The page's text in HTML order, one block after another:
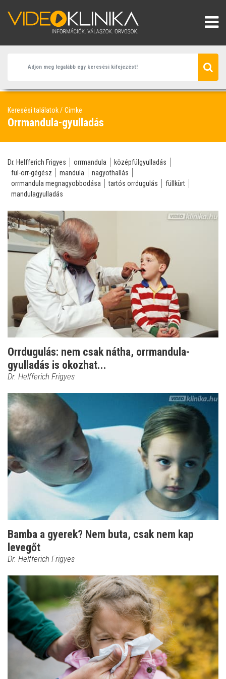
Keresési találatok Cimke
Orrmandula-gyulladás
Dr. Helfferich Frigyes orrmandula
középfülgyulladás
fül-orr-gégész
mandula
nagyothallás
orrmandula megnagyobbodása
tartós orrdugulás
füllkürt
mandulagyulladás
Orrdugulás: nem csak nátha, orrmandula-
gyulladás is okozhat...
Dr. Helfferich Frigyes
Bamba a gyerek? Nem buta, csak nem kap
levegőt
Dr. Helfferich Frigyes